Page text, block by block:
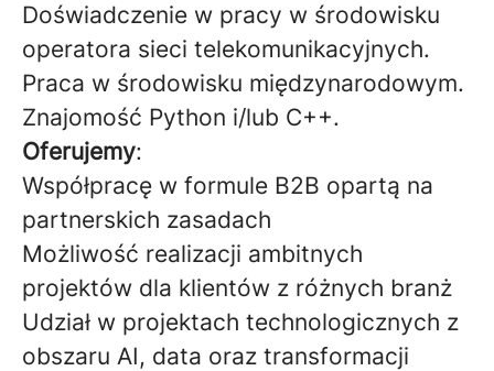
Doświadczenie w pracy w środowisku
operatora sieci telekomunikacyjnych.
Praca w środowisku międzynarodowym.
Znajomość Python i/lub C++.
Oferujemy:
Współpracę w formule B2B opartą na
partnerskich zasadach
Możliwość realizacji ambitnych
projektów dla klientów z różnych branż
Udział w projektach technologicznych z
obszaru AI, data oraz transformacji